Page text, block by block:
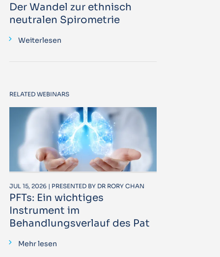
Der Wandel zur ethnisch
neutralen Spirometrie
Weiterlesen
RELATED WEBINARS
JUL 15, 2026 | PRESENTED BY DR RORY CHAN
PFTs: Ein wichtiges
Instrument im
Behandlungsverlauf des Pat
Mehr lesen